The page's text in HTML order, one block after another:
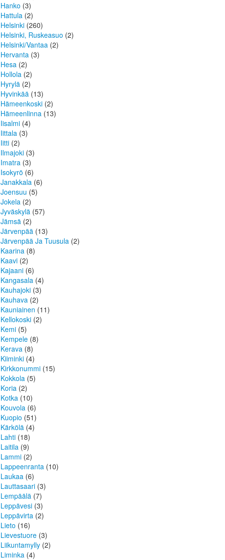
Hanko (3)
Hattula (2)
Helsinki (260)
Helsinki, Ruskeasuo (2)
Helsinki/Vantaa (2)
Hervanta (3)
Hesa (2)
Hollola (2)
Hyrylä (2)
Hyvinkää (13)
Hämeenkoski (2)
Hämeenlinna (13)
Iisalmi (4)
Iittala (3)
Iitti (2)
Ilmajoki (3)
Imatra (3)
Isokyrö (6)
Janakkala (6)
Joensuu (5)
Jokela (2)
Jyväskylä (57)
Jämsä (2)
Järvenpää (13)
Järvenpää Ja Tuusula (2)
Kaarina (8)
Kaavi (2)
Kajaani (6)
Kangasala (4)
Kauhajoki (3)
Kauhava (2)
Kauniainen (11)
Kellokoski (2)
Kemi (5)
Kempele (8)
Kerava (8)
Kiiminki (4)
Kirkkonummi (15)
Kokkola (5)
Koria (2)
Kotka (10)
Kouvola (6)
Kuopio (51)
Kärkölä (4)
Lahti (18)
Laitila (9)
Lammi (2)
Lappeenranta (10)
Laukaa (6)
Lauttasaari (3)
Lempäälä (7)
Leppävesi (3)
Leppävirta (2)
Lieto (16)
Lievestuore (3)
Liikuntamylly (2)
Liminka (4)